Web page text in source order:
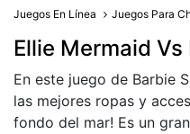
Juegos En Línea Juegos Para
Ellie Mermaid
En este juego de Barbie
las mejores ropas y
fondo del mar! Es un